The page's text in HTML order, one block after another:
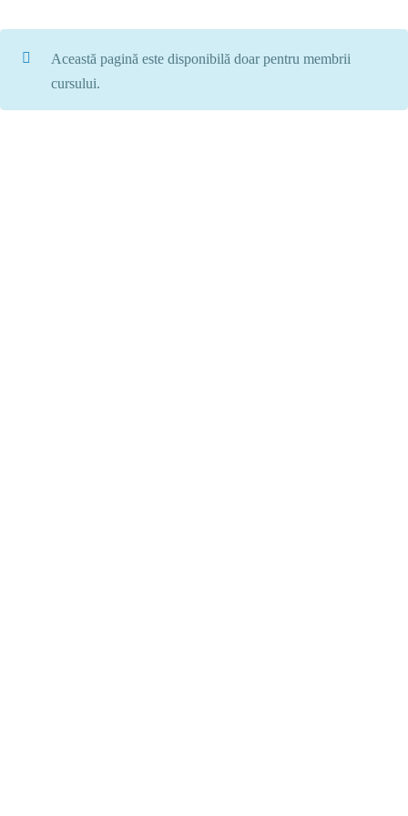
Această pagină este disponibilă doar pentru membrii
cursului.